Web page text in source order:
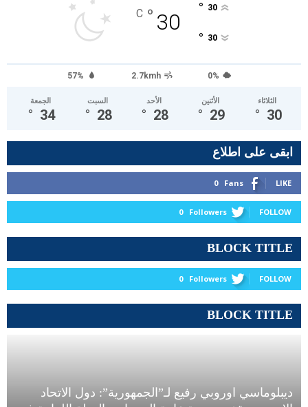
30
°
C 30
°
30
°
57% 2.7kmh 0%
الجمعة
34
°
السبت
28
°
الأحد
28
°
الأثنين
29
°
الثلاثاء
30
°
ابقى على اطلاع
0 Fans LIKE
0 Followers FOLLOW
BLOCK TITLE
0 Followers FOLLOW
BLOCK TITLE
ديبلوماسي اوروبي رفيع لـ”الجمهورية”: دول الاتحاد